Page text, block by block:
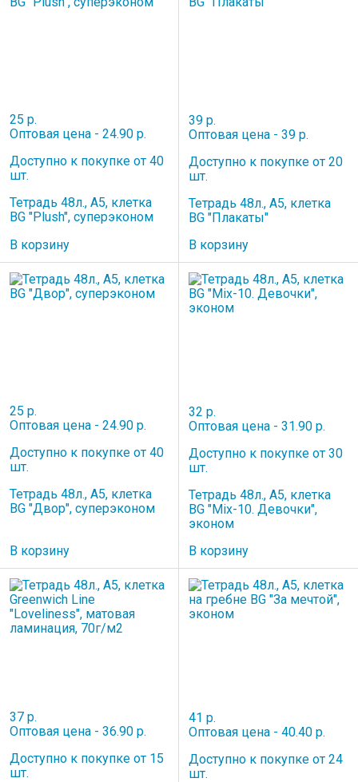
25 р.
Оптовая цена - 24.90 р.
Доступно к покупке от 40
шт.
Тетрадь 48л., А5, клетка
BG "Plush", суперэконом
В корзину
39 р.
Оптовая цена - 39 р.
Доступно к покупке от 20
шт.
Тетрадь 48л., А5, клетка
BG "Плакаты"
В корзину
25 р.
Оптовая цена - 24.90 р.
Доступно к покупке от 40
шт.
Тетрадь 48л., А5, клетка
BG "Двор", суперэконом
В корзину
32 р.
Оптовая цена - 31.90 р.
Доступно к покупке от 30
шт.
Тетрадь 48л., А5, клетка
BG "Mix-10. Девочки",
эконом
В корзину
37 р.
Оптовая цена - 36.90 р.
Доступно к покупке от 15
шт.
41 р.
Оптовая цена - 40.40 р.
Доступно к покупке от 24
шт.